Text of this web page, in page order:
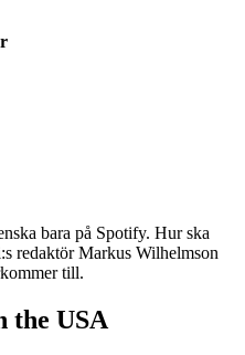
bara på Spotify. Hur ska
redaktör Markus Wilhelmson
till.
the USA